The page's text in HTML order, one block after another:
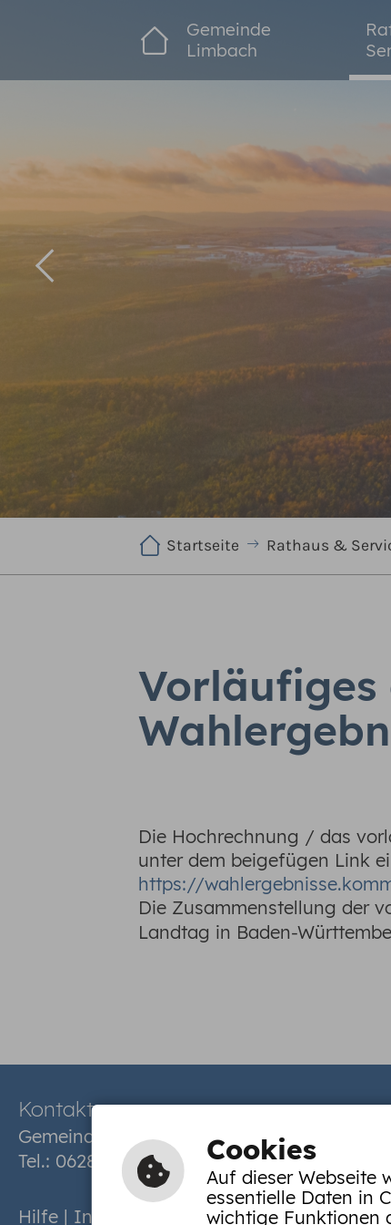
Gemeinde
Limbach
Zurück
Startseite Rathaus &
Vorläufiges
Die Hochrechnung / das
unter dem beigefügen Link
https://
Die Zusammenstellung der
Landtag in Baden-
Kontakt
Gemeinde Limbach | Muckentaler
Tel.: 06287 9200-
Durchwahl| Fax:
Hilfe | Inhalt Impressum|
Cookies
Auf dieser Webseite
essentielle Daten in
wichtige Funktionen